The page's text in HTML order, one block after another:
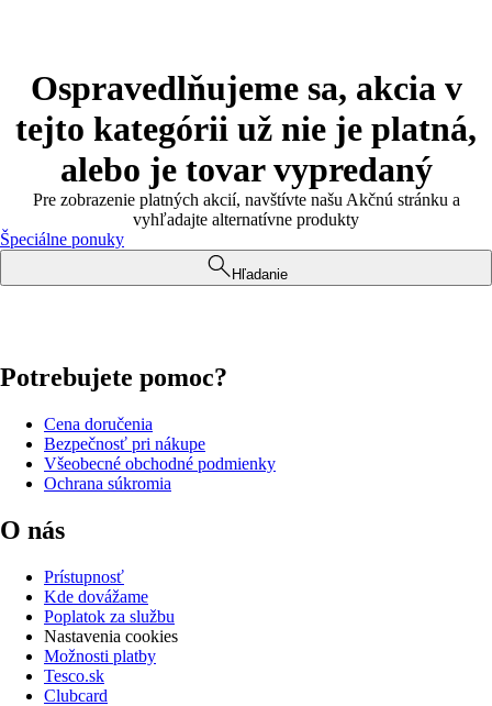
Ospravedlňujeme sa, akcia v
tejto kategórii už nie je platná,
alebo je tovar vypredaný
Pre zobrazenie platných akcií, navštívte našu Akčnú stránku a
vyhľadajte alternatívne produkty
Špeciálne ponuky
Hľadanie
Potrebujete pomoc?
Cena doručenia
Bezpečnosť pri nákupe
Všeobecné obchodné podmienky
Ochrana súkromia
O nás
Prístupnosť
Kde dovážame
Poplatok za službu
Nastavenia cookies
Možnosti platby
Tesco.sk
Clubcard